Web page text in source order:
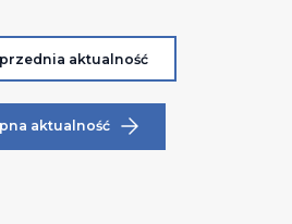
aktualność
aktualność